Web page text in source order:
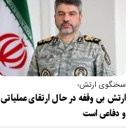
سخنگوی ارتش؛
ارتش بی وقفه در حال ارتقای عملیاتی
و دفاعی است